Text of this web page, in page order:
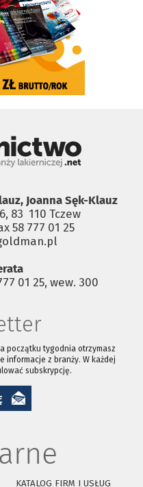
Joanna Sęk-Klauz
83 ­ 110 Tczew
58 777 01 25
01 25, wew. 300
początku tygodnia otrzymasz
z branży. W każdej
subskrypcję.
KATALOG FIRM I USŁUG